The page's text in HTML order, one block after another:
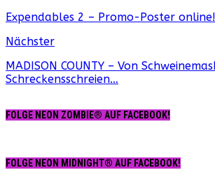
Expendables 2 – Promo-Poster online!
Nächster
MADISON COUNTY – Von
Schreckensschreien…
FOLGE NEON ZOMBIE® AUF FACEBOOK!
FOLGE NEON MIDNIGHT® AUF FACEBOOK!